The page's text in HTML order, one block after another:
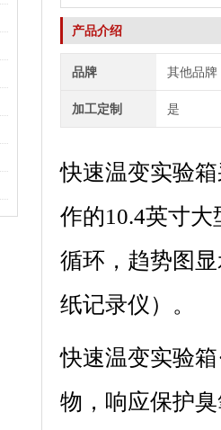
产品介绍
品牌 其他品牌
加工定制 是
快速温变实验箱
作的10.4英寸大型
循环，趋势
纸记录仪）。
快速温变实验箱
物，响应保护